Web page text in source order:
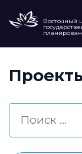
Восточный